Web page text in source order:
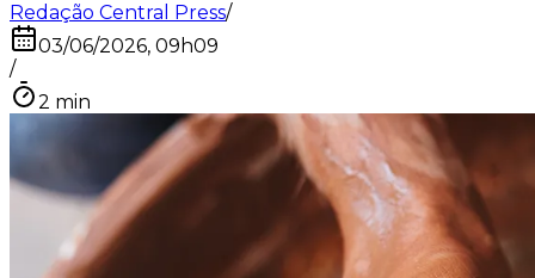
Redação Central Press/
03/06/2026, 09h09
/
2 min